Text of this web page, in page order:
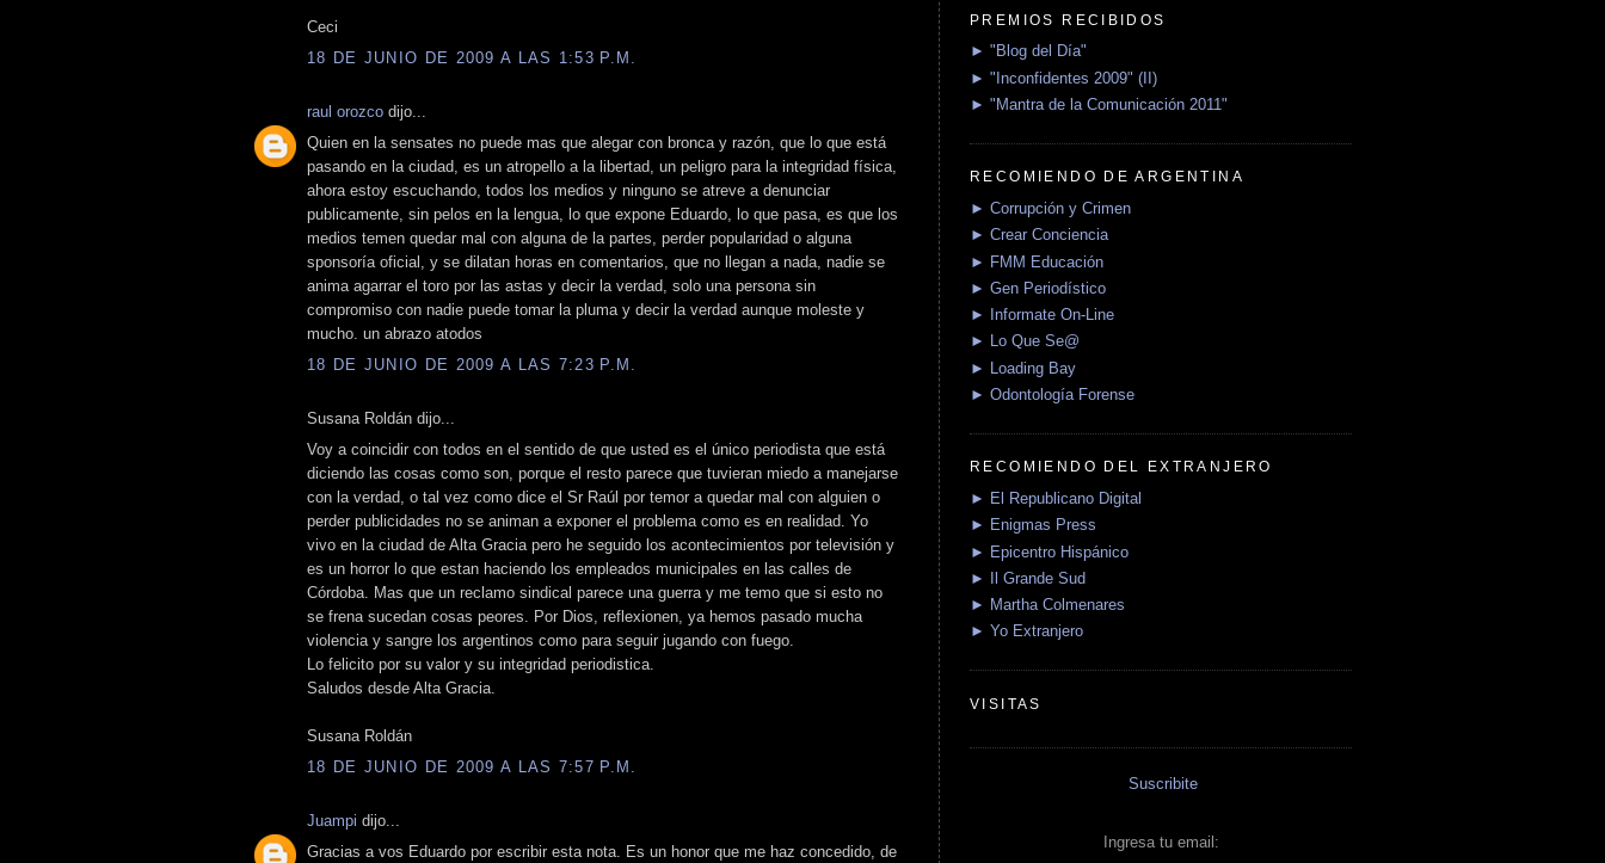
Ceci
18 DE JUNIO DE 2009 A LAS 1:53 P.M.
raul orozco dijo...
Quien en la sensates no puede mas que alegar con bronca y razón, que lo que está
pasando en la ciudad, es un atropello a la libertad, un peligro para la integridad física,
ahora estoy escuchando, todos los medios y ninguno se atreve a denunciar
publicamente, sin pelos en la lengua, lo que expone Eduardo, lo que pasa, es que los
medios temen quedar mal con alguna de la partes, perder popularidad o alguna
sponsoría oficial, y se dilatan horas en comentarios, que no llegan a nada, nadie se
anima agarrar el toro por las astas y decir la verdad, solo una persona sin
compromiso con nadie puede tomar la pluma y decir la verdad aunque moleste y
mucho. un abrazo atodos
18 DE JUNIO DE 2009 A LAS 7:23 P.M.
Susana Roldán dijo...
Voy a coincidir con todos en el sentido de que usted es el único periodista que está
diciendo las cosas como son, porque el resto parece que tuvieran miedo a manejarse
con la verdad, o tal vez como dice el Sr Raúl por temor a quedar mal con alguien o
perder publicidades no se animan a exponer el problema como es en realidad. Yo
vivo en la ciudad de Alta Gracia pero he seguido los acontecimientos por televisión y
es un horror lo que estan haciendo los empleados municipales en las calles de
Córdoba. Mas que un reclamo sindical parece una guerra y me temo que si esto no
se frena sucedan cosas peores. Por Dios, reflexionen, ya hemos pasado mucha
violencia y sangre los argentinos como para seguir jugando con fuego.
Lo felicito por su valor y su integridad periodistica.
Saludos desde Alta Gracia.
Susana Roldán
18 DE JUNIO DE 2009 A LAS 7:57 P.M.
Juampi dijo...
Gracias a vos Eduardo por escribir esta nota. Es un honor que me haz concedido, de
PREMIOS RECIBIDOS
► "Blog del Día"
► "Inconfidentes 2009" (II)
► "Mantra de la Comunicación 2011"
RECOMIENDO DE ARGENTINA
► Corrupción y Crimen
► Crear Conciencia
► FMM Educación
► Gen Periodístico
► Informate On-Line
► Lo Que Se@
► Loading Bay
► Odontología Forense
RECOMIENDO DEL EXTRANJERO
► El Republicano Digital
► Enigmas Press
► Epicentro Hispánico
► Il Grande Sud
► Martha Colmenares
► Yo Extranjero
VISITAS
Suscribite
Ingresa tu email: